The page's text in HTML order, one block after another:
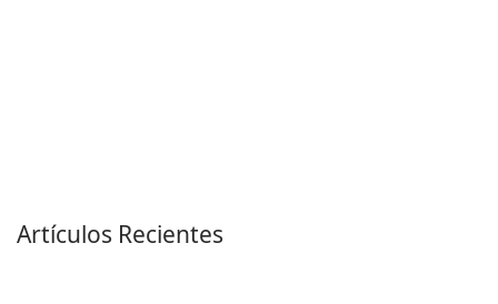
Artículos Recientes